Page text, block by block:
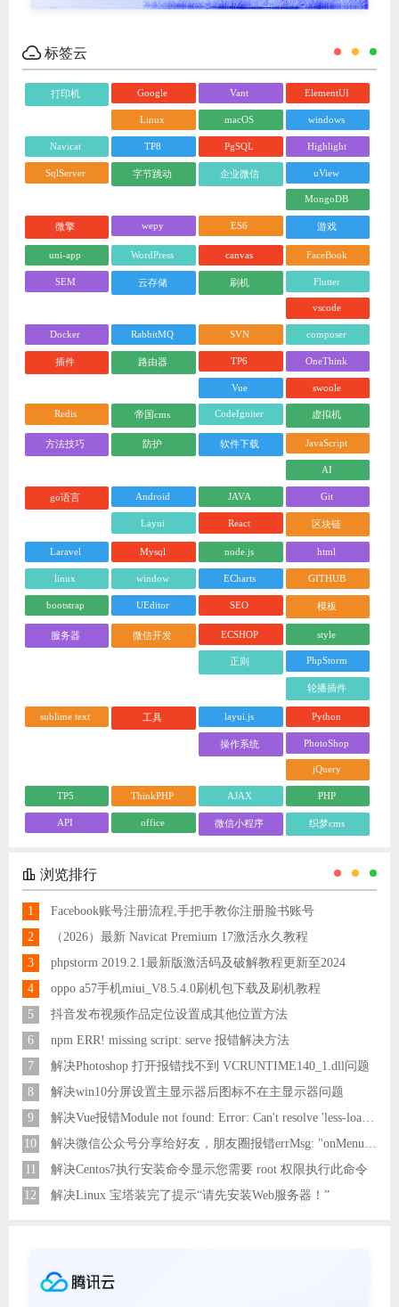
标签云
打印机 Google Vant ElementUI
Linux macOS windows
Navicat TP8 PgSQL Highlight
SqlServer 字节跳动 企业微信 uView
MongoDB
微擎 wepy ES6 游戏
uni-app WordPress canvas FaceBook
SEM 云存储 刷机 Flutter
vscode
Docker RabbitMQ SVN composer
插件 路由器 TP6 OneThink
Vue swoole
Redis 帝国cms CodeIgniter 虚拟机
方法技巧 防护 软件下载 JavaScript
AI
go语言 Android JAVA Git
Layui React 区块链
Laravel Mysql node.js html
linux window ECharts GITHUB
bootstrap UEditor SEO 模板
服务器 微信开发 ECSHOP style
正则 PhpStorm
轮播插件
sublime text 工具 layui.js Python
操作系统 PhotoShop
jQuery
TP5 ThinkPHP AJAX PHP
API office 微信小程序 织梦cms
浏览排行
1
Facebook账号注册流程,手把手教你注册脸书账号
2
（2026）最新 Navicat Premium 17激活永久教程
3
phpstorm 2019.2.1最新版激活码及破解教程更新至2024
4
oppo a57手机miui_V8.5.4.0刷机包下载及刷机教程
5
抖音发布视频作品定位设置成其他位置方法
6
npm ERR! missing script: serve 报错解决方法
7
解决Photoshop 打开报错找不到 VCRUNTIME140_1.dll问题
8
解决win10分屏设置主显示器后图标不在主显示器问题
9
解决Vue报错Module not found: Error: Can't resolve 'less-loader' in 'C:\Users\Hm\Desktop\vue\vue_shop'问题
10
解决微信公众号分享给好友，朋友圈报错errMsg: "onMenuShareAppMessage:fail, the permission value is offline verifying"
11
解决Centos7执行安装命令显示您需要 root 权限执行此命令
12
解决Linux 宝塔装完了提示“请先安装Web服务器！”